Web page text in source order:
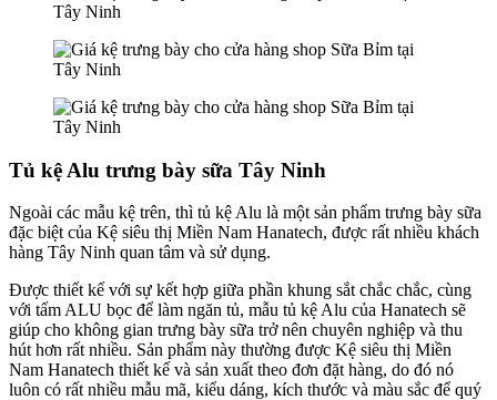
Tủ kệ Alu trưng bày sữa Tây Ninh
Ngoài các mẫu kệ trên, thì tủ kệ Alu là một sản phẩm trưng bày sữa
đặc biệt của Kệ siêu thị Miền Nam Hanatech, được rất nhiều khách
hàng Tây Ninh quan tâm và sử dụng.
Được thiết kế với sự kết hợp giữa phần khung sắt chắc chắc, cùng
với tấm ALU bọc để làm ngăn tủ, mẫu tủ kệ Alu của Hanatech sẽ
giúp cho không gian trưng bày sữa trở nên chuyên nghiệp và thu
hút hơn rất nhiều. Sản phẩm này thường được Kệ siêu thị Miền
Nam Hanatech thiết kế và sản xuất theo đơn đặt hàng, do đó nó
luôn có rất nhiều mẫu mã, kiểu dáng, kích thước và màu sắc để quý